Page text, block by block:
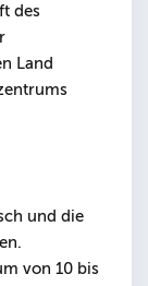
des
Land
und die
von 10 bis